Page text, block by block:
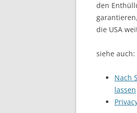
den
die USA
siehe auch:
Nach
lassen